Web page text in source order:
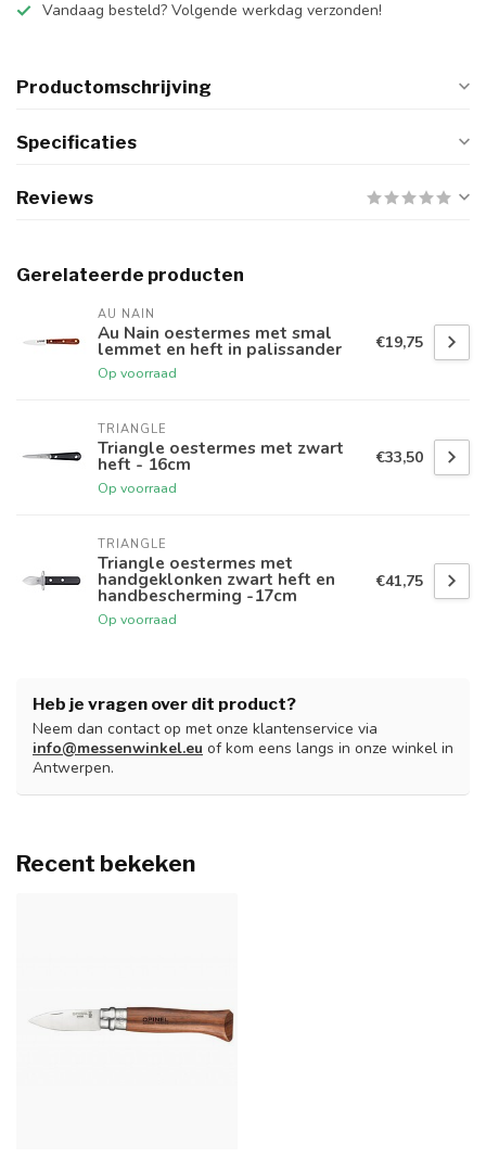
Vandaag besteld? Volgende werkdag verzonden!
Productomschrijving
Specificaties
Reviews
Gerelateerde producten
AU NAIN
Au Nain oestermes met smal
lemmet en heft in palissander
Op voorraad
€19,75
TRIANGLE
Triangle oestermes met zwart
heft - 16cm
Op voorraad
€33,50
TRIANGLE
Triangle oestermes met
handgeklonken zwart heft en
handbescherming -17cm
Op voorraad
€41,75
Heb je vragen over dit product?
Neem dan contact op met onze klantenservice via
info@messenwinkel.eu of kom eens langs in onze winkel in
Antwerpen.
Recent bekeken